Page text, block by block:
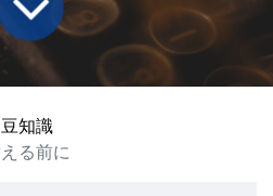
知識
る前に